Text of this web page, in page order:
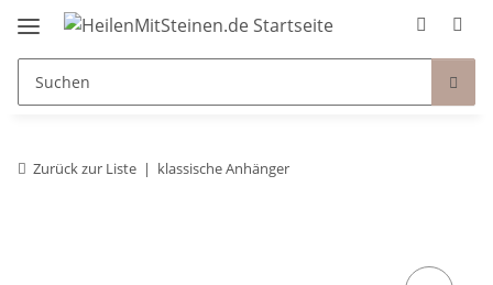
Zurück zur Liste klassische Anhänger